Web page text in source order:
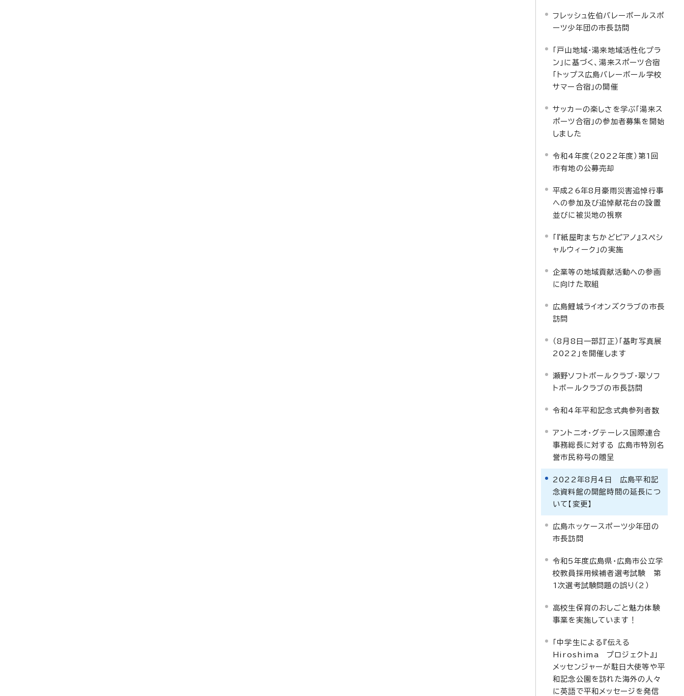
フレッシュ佐伯バレーボールスポ
ーツ少年団の市長訪問
「戸山地域・湯来地域活性化プラ
ン」に基づく、湯来スポーツ合宿
「トップス広島バレーボール学校
サマー合宿」の開催
サッカーの楽しさを学ぶ「湯来ス
ポーツ合宿」の参加者募集を開始
しました
令和4年度（2022年度）第1回
市有地の公募売却
平成26年8月豪雨災害追悼行事
への参加及び追悼献花台の設置
並びに被災地の視察
「『紙屋町まちかどピアノ』スペシ
ャルウィーク」の実施
企業等の地域貢献活動への参画
に向けた取組
広島鯉城ライオンズクラブの市長
訪問
（8月8日一部訂正）「基町写真展
2022」を開催します
瀬野ソフトボールクラブ・翠ソフ
トボールクラブの市長訪問
令和4年平和記念式典参列者数
アントニオ・グテーレス国際連合
事務総長に対する 広島市特別名
誉市民称号の贈呈
2022年8月4日 広島平和記
念資料館の開館時間の延長につ
いて【変更】
広島ホッケースポーツ少年団の
市長訪問
令和5年度広島県・広島市公立学
校教員採用候補者選考試験 第
1次選考試験問題の誤り（2）
高校生保育のおしごと魅力体験
事業を実施しています！
「中学生による『伝える
Hiroshima プロジェクト』」
メッセンジャーが駐日大使等や平
和記念公園を訪れた海外の人々
に英語で平和メッセージを発信